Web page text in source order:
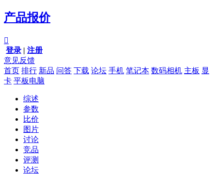
产品报价

登录 | 注册
意见反馈
首页 排行 新品 问答 下载 论坛 手机 笔记本 数码相机 主板 显
卡 平板电脑
综述
参数
比价
图片
讨论
竞品
评测
论坛